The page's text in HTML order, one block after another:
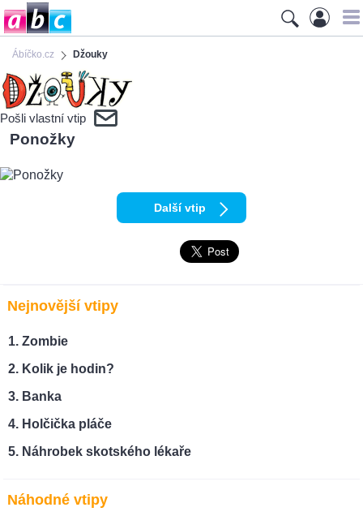
Ábíčko.cz Džouky
Pošli vlastní vtip
Ponožky
Další vtip
Nejnovější vtipy
Zombie
Kolik je hodin?
Banka
Holčička pláče
Náhrobek skotského lékaře
Náhodné vtipy